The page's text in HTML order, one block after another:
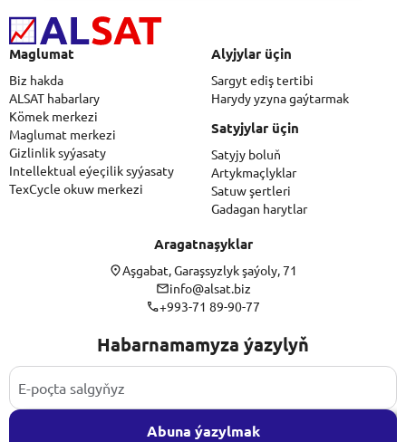
Maglumat
Biz hakda
ALSAT habarlary
Kömek merkezi
Maglumat merkezi
Gizlinlik syýasaty
Intellektual eýeçilik syýasaty
TexCycle okuw merkezi
Alyjylar üçin
Sargyt ediş tertibi
Harydy yzyna gaýtarmak
Satyjylar üçin
Satyjy boluň
Artykmaçlyklar
Satuw şertleri
Gadagan harytlar
Aragatnaşyklar
Aşgabat, Garaşsyzlyk şaýoly, 71
info@alsat.biz
+993-71 89-90-77
Habarnamamyza ýazylyň
Abuna ýazylmak